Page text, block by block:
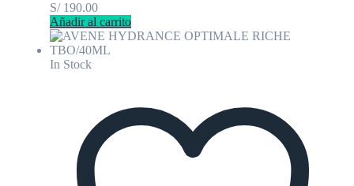
S/190.00
Añadir al carrito
In Stock